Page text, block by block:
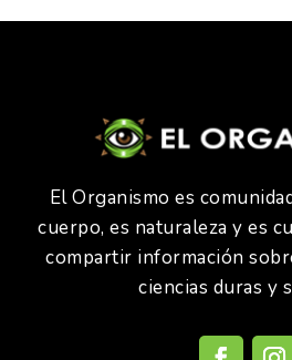
El Organismo es
cuerpo, es naturaleza y es
compartir información
ciencias duras y